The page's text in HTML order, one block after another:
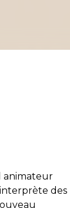
animateur
des